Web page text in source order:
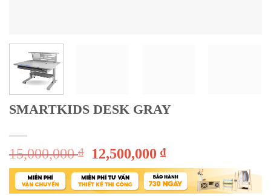
SMARTKIDS DESK GRAY
15,000,000₫ 12,500,000₫